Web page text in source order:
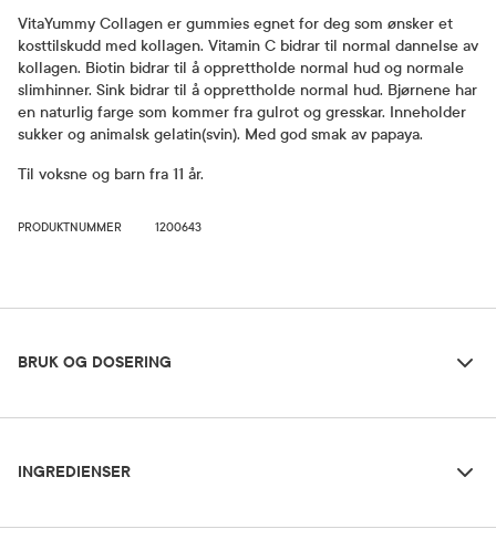
VitaYummy Collagen er gummies egnet for deg som ønsker et
kosttilskudd med kollagen. Vitamin C bidrar til normal dannelse av
kollagen. Biotin bidrar til å opprettholde normal hud og normale
slimhinner. Sink bidrar til å opprettholde normal hud. Bjørnene har
en naturlig farge som kommer fra gulrot og gresskar. Inneholder
sukker og animalsk gelatin(svin). Med god smak av papaya.
Til voksne og barn fra 11 år.
PRODUKTNUMMER 1200643
BRUK OG DOSERING
Til voksne og barn fra 11 år. Anbefalt daglig dose: 2 bjørner.
INGREDIENSER